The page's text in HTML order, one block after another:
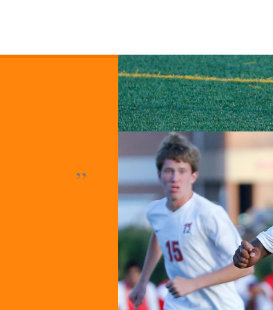
Sprint Spor Akademisi
oldu. Besyo okuyup
yapabilir miyim diye
emin değildim. Sonra lisede
Sprint Spor Akademisi’yle
ve içten ki hocalarla arkadaş
tecrübeli, kaliteli hocalar ve
KAZANDIRIR…